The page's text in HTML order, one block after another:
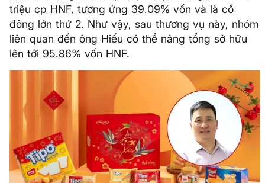
triệu cp HNF, tương ứng 39.09% vốn và là cổ
đông lớn thứ 2. Như vậy, sau thương vụ này, nhóm
liên quan đến ông Hiếu có thể nâng tổng sở hữu
lên tới 95.86% vốn HNF.